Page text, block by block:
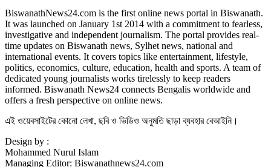
BiswanathNews24.com is the first online news portal in Biswanath.
It was launched on January 1st 2014 with a commitment to fearless,
investigative and independent journalism. The portal provides real-
time updates on Biswanath news, Sylhet news, national and
international events. It covers topics like entertainment, lifestyle,
politics, economics, culture, education, health and sports. A team of
dedicated young journalists works tirelessly to keep readers
informed. Biswanath News24 connects Bengalis worldwide and
offers a fresh perspective on online news.
এই ওয়েবসাইটের কোনো লেখা, ছবি ও ভিডিও অনুমতি ছাড়া ব্যবহার বেআইনি।
Design by :
Mohammed Nurul Islam
Managing Editor: Biswanathnews24.com